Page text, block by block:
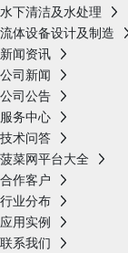
水下清洁及水处理
流体设备设计及制造
新闻资讯
公司新闻
公司公告
服务中心
技术问答
菠菜网平台大全
合作客户
行业分布
应用实例
联系我们